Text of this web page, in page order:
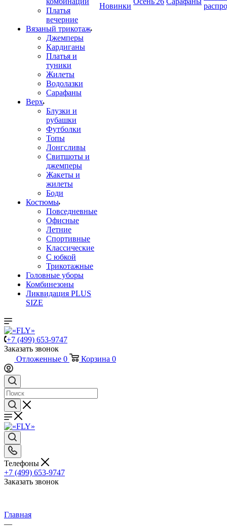
Платья
вечерние
Вязаный трикотаж
Джемперы
Кардиганы
Платья и
туники
Жилеты
Водолазки
Сарафаны
Верх
Блузки и
рубашки
Футболки
Топы
Лонгсливы
Свитшоты и
джемперы
Жакеты и
жилеты
Боди
Костюмы
Повседневные
Офисные
Летние
Спортивные
Классические
С юбкой
Трикотажные
Головные уборы
Комбинезоны
Ликвидация PLUS
SIZE
Новинки
+7 (499) 653-9747
Заказать звонок
Отложенные 0 Корзина 0
Телефоны
+7 (499) 653-9747
Заказать звонок
Главная
—